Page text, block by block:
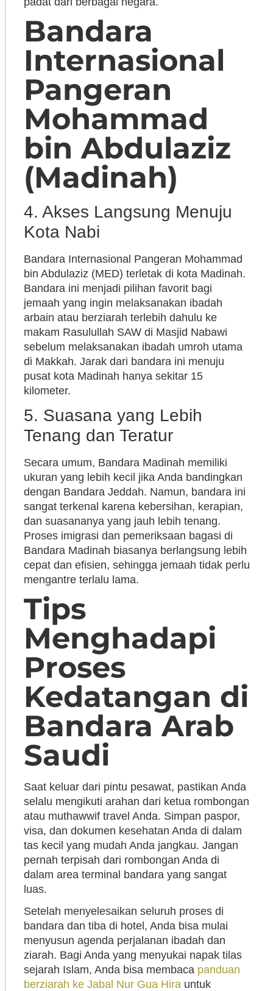
Bandara
Internasional
Pangeran
Mohammad
bin Abdulaziz
(Madinah)
4. Akses Langsung Menuju
Kota Nabi
Bandara Internasional Pangeran Mohammad
bin Abdulaziz (MED) terletak di kota Madinah.
Bandara ini menjadi pilihan favorit bagi
jemaah yang ingin melaksanakan ibadah
arbain atau berziarah terlebih dahulu ke
makam Rasulullah SAW di Masjid Nabawi
sebelum melaksanakan ibadah umroh utama
di Makkah. Jarak dari bandara ini menuju
pusat kota Madinah hanya sekitar 15
kilometer.
5. Suasana yang Lebih
Tenang dan Teratur
Secara umum, Bandara Madinah memiliki
ukuran yang lebih kecil jika Anda bandingkan
dengan Bandara Jeddah. Namun, bandara ini
sangat terkenal karena kebersihan, kerapian,
dan suasananya yang jauh lebih tenang.
Proses imigrasi dan pemeriksaan bagasi di
Bandara Madinah biasanya berlangsung lebih
cepat dan efisien, sehingga jemaah tidak perlu
mengantre terlalu lama.
Tips
Menghadapi
Proses
Kedatangan di
Bandara Arab
Saudi
Saat keluar dari pintu pesawat, pastikan Anda
selalu mengikuti arahan dari ketua rombongan
atau muthawwif travel Anda. Simpan paspor,
visa, dan dokumen kesehatan Anda di dalam
tas kecil yang mudah Anda jangkau. Jangan
pernah terpisah dari rombongan Anda di
dalam area terminal bandara yang sangat
luas.
Setelah menyelesaikan seluruh proses di
bandara dan tiba di hotel, Anda bisa mulai
menyusun agenda perjalanan ibadah dan
ziarah. Bagi Anda yang menyukai napak tilas
sejarah Islam, Anda bisa membaca panduan
berziarah ke Jabal Nur Gua Hira untuk